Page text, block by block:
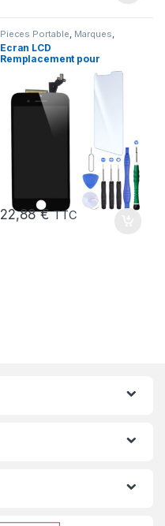
Pieces Portable Marques
Apple iPhone 6S Plus
Ecran LCD
Remplacement pour
+Verre Trempe +Outils
22,88€ TTC